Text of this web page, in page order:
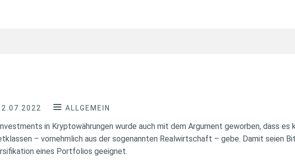
ALLGEMEIN
in Kryptowährungen wurde auch mit dem Argument geworben, dass es
– vornehmlich aus der sogenannten Realwirtschaft – gebe. Damit seien
eines Portfolios geeignet.